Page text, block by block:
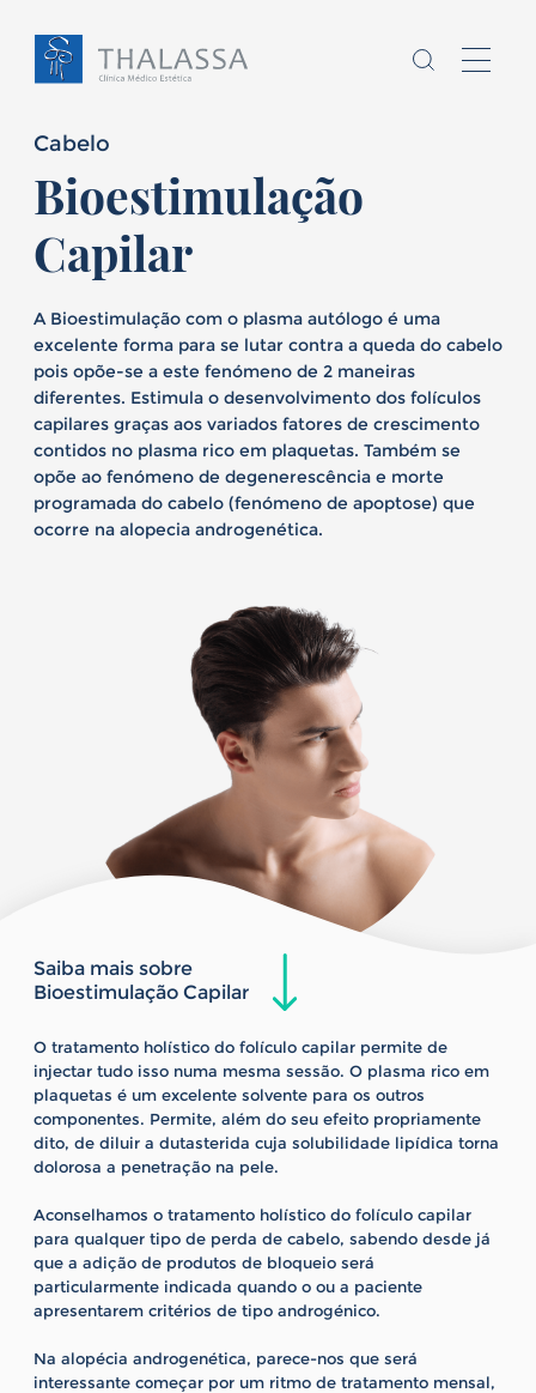
Chamo-me
, sou
Homem Mulher
tenho anos
Cabelo
Bioestimulação
Capilar
A Bioestimulação com o plasma autólogo é uma
excelente forma para se lutar contra a queda do cabelo
pois opõe-se a este fenómeno de 2 maneiras
diferentes. Estimula o desenvolvimento dos folículos
capilares graças aos variados fatores de crescimento
contidos no plasma rico em plaquetas. Também se
opõe ao fenómeno de degenerescência e morte
programada do cabelo (fenómeno de apoptose) que
ocorre na alopecia androgenética.
Saiba mais sobre
Bioestimulação Capilar
O tratamento holístico do folículo capilar permite de
injectar tudo isso numa mesma sessão. O plasma rico em
plaquetas é um excelente solvente para os outros
componentes. Permite, além do seu efeito propriamente
dito, de diluir a dutasterida cuja solubilidade lipídica torna
dolorosa a penetração na pele.
Aconselhamos o tratamento holístico do folículo capilar
para qualquer tipo de perda de cabelo, sabendo desde já
que a adição de produtos de bloqueio será
particularmente indicada quando o ou a paciente
apresentarem critérios de tipo androgénico.
Na alopécia androgenética, parece-nos que será
interessante começar por um ritmo de tratamento mensal,